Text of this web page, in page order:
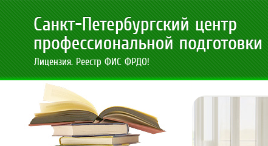
Лицензия. Реестр ФИС ФРДО!